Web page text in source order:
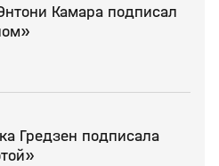
Камара подписал
Гредзен подписала